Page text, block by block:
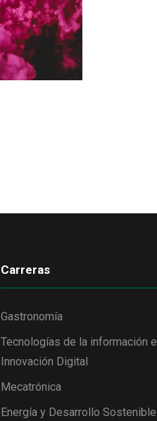
Carreras
Gastronomía
Tecnologías de la información e
Innovación Digital
Mecatrónica
Energía y Desarrollo Sostenible